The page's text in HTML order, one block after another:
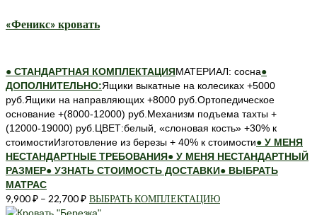
«Феникс» кровать
● СТАНДАРТНАЯ КОМПЛЕКТАЦИЯМАТЕРИАЛ: сосна●
ДОПОЛНИТЕЛЬНО:Ящики выкатные на колесиках +5000
руб.Ящики на направляющих +8000 руб.Ортопедическое
основание +(8000-12000) руб.Механизм подъема тахты +
(12000-19000) руб.ЦВЕТ:белый, «слоновая кость» +30% к
стоимостиИзготовление из березы + 40% к стоимости● У МЕНЯ
НЕСТАНДАРТНЫЕ ТРЕБОВАНИЯ● У МЕНЯ НЕСТАНДАРТНЫЙ
РАЗМЕР● УЗНАТЬ СТОИМОСТЬ ДОСТАВКИ● ВЫБРАТЬ
МАТРАС
9,900₽ – 22,700₽ ВЫБРАТЬ КОМПЛЕКТАЦИЮЭтот